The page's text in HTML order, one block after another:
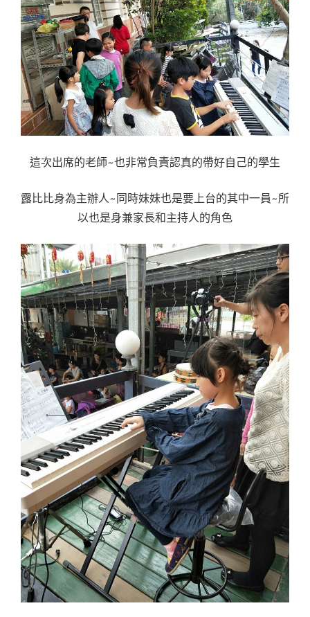
這次出席的老師~也非常負責認真的帶好自己的學生
露比比身為主辦人~同時妹妹也是要上台的其中一員~所
以也是身兼家長和主持人的角色